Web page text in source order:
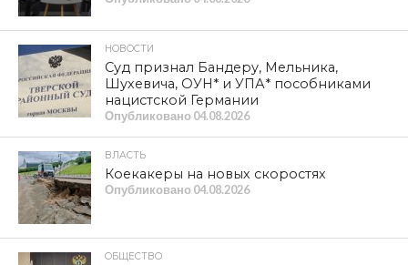
НОВОСТИ
Суд признал Бандеру, Мельника,
Шухевича, ОУН* и УПА* пособниками
нацистской Германии
Опубликовано 04.08.2026
ВЛАСТЬ
Коекакеры на новых скоростях
Опубликовано 04.08.2026
ОБЩЕСТВО